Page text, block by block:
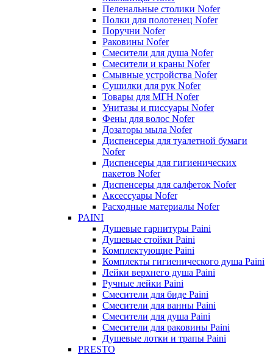
Пеленальные столики Nofer
Полки для полотенец Nofer
Поручни Nofer
Раковины Nofer
Смесители для душа Nofer
Смесители и краны Nofer
Смывные устройства Nofer
Сушилки для рук Nofer
Товары для МГН Nofer
Унитазы и писсуары Nofer
Фены для волос Nofer
Дозаторы мыла Nofer
Диспенсеры для туалетной бумаги
Nofer
Диспенсеры для гигиенических
пакетов Nofer
Диспенсеры для салфеток Nofer
Аксессуары Nofer
Расходные материалы Nofer
PAINI
Душевые гарнитуры Paini
Душевые стойки Paini
Комплектующие Paini
Комплекты гигиенического душа Paini
Лейки верхнего душа Paini
Ручные лейки Paini
Смесители для биде Paini
Смесители для ванны Paini
Смесители для душа Paini
Смесители для раковины Paini
Душевые лотки и трапы Paini
PRESTO